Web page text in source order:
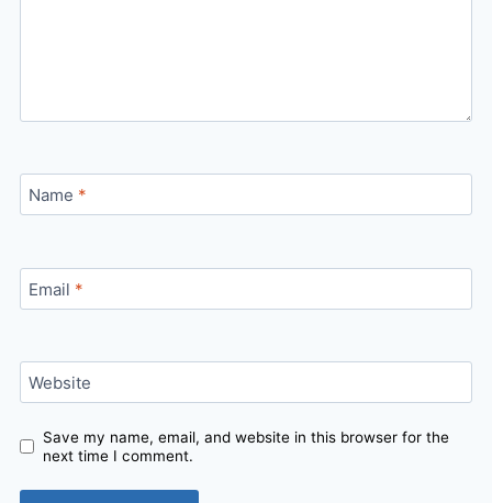
Name *
Email *
Website
Save my name, email, and website in this browser for the
next time I comment.